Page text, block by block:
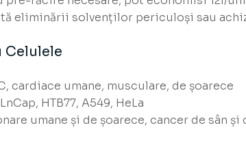
eliminării solvenților periculoși sau
cardiace umane, musculare, de șoarece
HTB77, A549, HeLa
umane și de șoarece, cancer de sân